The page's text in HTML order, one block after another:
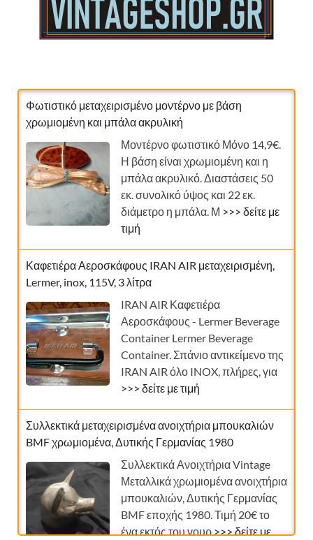
Φωτιστικό μεταχειρισμένο μοντέρνο με βάση
χρωμιομένη και μπάλα ακρυλική
Μοντέρνο φωτιστικό Μόνο 14,9€.
Η βάση είναι χρωμιομένη και η
μπάλα ακρυλικό. Διαστάσεις 50
εκ. συνολικό ύψος και 22 εκ.
διάμετρο η μπάλα. Μ >>> δείτε με
τιμή
Καφετιέρα Αεροσκάφους IRAN AIR μεταχειρισμένη,
Lermer, inox, 115V, 3 λίτρα
IRAN AIR Καφετιέρα
Αεροσκάφους - Lermer Beverage
Container Lermer Beverage
Container. Σπάνιο αντικείμενο της
IRAN AIR όλο INOX, πλήρες, για
>>> δείτε με τιμή
Συλλεκτικά μεταχειρισμένα ανοιχτήρια μπουκαλιών
BMF χρωμιομένα, Δυτικής Γερμανίας 1980
Συλλεκτικά Ανοιχτήρια Vintage
Μεταλλικά χρωμιομένα ανοιχτήρια
μπουκαλιών, Δυτικής Γερμανίας
BMF εποχής 1980. Τιμή 20€ το
ένα εκτός του γουρ>>> δείτε με